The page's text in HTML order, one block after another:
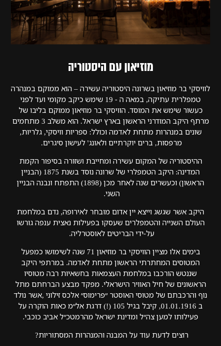
מוזיאון עם היסטוריה
לוויסקי בר מוזיאון בשרונה היסטוריה עשירה – הוא ממוקם במנהרה
טמפלרית עתיקה, במאה ה - 19 שימש כיקב מקומי ועד לפני
כעשור שימש את המוסד. הוויסקי בר מוזיאון ממוקם בליבו של
מרתף היקב המודרני הראשון בארץ ישראל. הוא משלב 3 מתחמים
שונים במנהרות מתחת לאדמה וכולל: ספריות וויסקי, גלריות,
מרפסות, ברים יוקרתיים ולאונג' לעישון סיגרים.
ההיסטוריה של המקום עשירה ומחייבת ושזורה בסיפור הקמת
המדינה: היקב הטמפלרי של שרונה נוסד בשנת 1875 (הבניין
הראשון) וכעשרים שנה לאחר מכן (1898) התפתח ונבנה הבניין
השני.
היקב אשר שגשג וייצא יין אדום מובחר לאירופה, נדם במלחמת
העולם השנייה והטמפלרים שעסקו בפעילות נאצית ענפה גורשו
על-ידי הבריטים לאוסטרליה.
בימים אלו מציין הוויסקי בר מוזיאון 71 שנה לשימושו כמפעל
המטוסים המחתרתי הראשון מתחת לאדמה. במרתפי היקב
שננטש הורכבו במלחמת העצמאות בחשאיות רבה מטוסיו
הראשונים של חיל האוויר הישראלי. מפקד מבצע הברחתם מתל
נוף והרכבתם של מטוסי האוסטר ״פרימוס״ אלכס זילוני ,אשר נולד
ב 01.01.1916, קיבל בגיל 105 (!) דרגת אל״מ כאות הוקרה על
פעילותו למען צה״ל ומדינת ישראל מהרמטכ״ל אביב כוכבי.
רוצים לדעת עוד על המבנה והמנהרות המסתוריות?